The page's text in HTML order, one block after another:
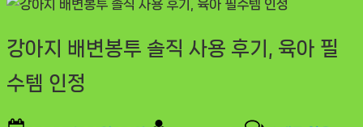
강아지 배변봉투 솔직 사용 후기, 육아 필
수템 인정